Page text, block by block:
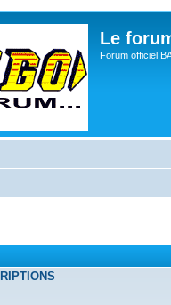
Le
Forum officiel